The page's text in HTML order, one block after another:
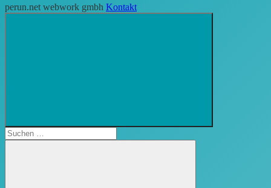
perun.net webwork gmbh Kontakt
öffnen
Suchen
nach: